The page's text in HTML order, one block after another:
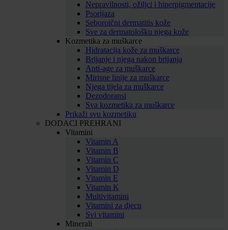
Nepravilnosti, ožiljci i hiperpigmentacije
Psorijaza
Seboroični dermatitis kože
Sve za dermatološku njega kože
Kozmetika za muškarce
Hidratacija kože za muškarce
Brijanje i njega nakon brijanja
Anti-age za muškarce
Mirisne linije za muškarce
Njega tijela za muškarce
Dezodoransi
Sva kozmetika za muškarce
Prikaži svu kozmetiku
DODACI PREHRANI
Vitamini
Vitamin A
Vitamin B
Vitamin C
Vitamin D
Vitamin E
Vitamin K
Multivitamini
Vitamini za djecu
Svi vitamini
Minerali